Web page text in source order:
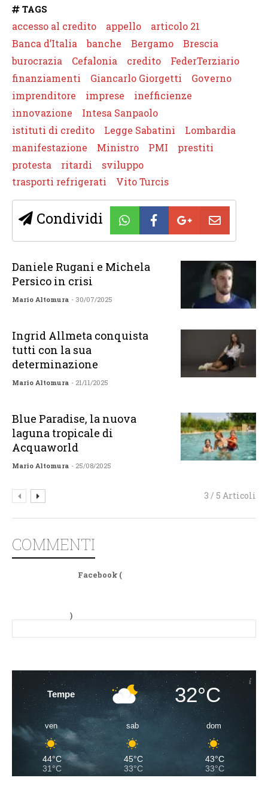
TAGS
accesso al credito appello
articolo 21
Banca d’Italia
banche Bergamo
Brescia
burocrazia
Cefalonia credito
FederTerziario
finanziamenti
Giancarlo Giorgetti
Governo
imprenditore
imprese
inefficienze
innovazione
Intesa Sanpaolo
istituti di credito
Legge Sabatini
Lombardia
manifestazione
Ministro PMI
prestiti
protesta
ritardi
sviluppo
trasporti refrigerati
Vito Turcis
Condividi
Daniele Rugani e Michela
Persico in crisi
Mario Altomura - 30/07/2025
Ingrid Allmeta conquista
tutti con la sua
determinazione
Mario Altomura - 21/11/2025
Blue Paradise, la nuova
laguna tropicale di
Acquaworld
Mario Altomura - 25/08/2025
3 / 5 Articoli
COMMENTI
Facebook (
)
Tempe 32°C
ven
44°C
31°C
sab
45°C
33°C
dom
43°C
33°C